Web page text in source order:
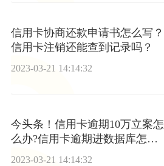
信用卡协商还款申请书怎么写？
信用卡注销还能查到记录吗？
2023-03-21 14:14:32
今头条！信用卡逾期10万立案怎
么办?信用卡逾期进数据库怎么
办?
2023-03-21 14:14:32